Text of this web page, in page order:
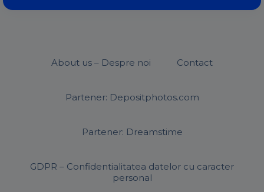
About us – Despre noi Contact
Partener: Depositphotos.com
Partener: Dreamstime
GDPR – Confidentialitatea datelor cu caracter
personal